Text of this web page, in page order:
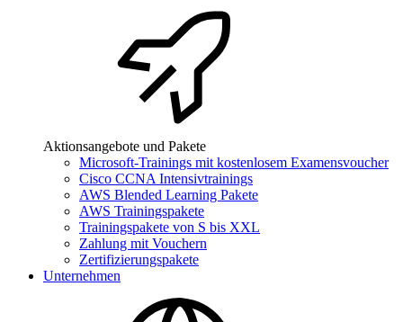
Aktionsangebote und Pakete
Microsoft-Trainings mit kostenlosem Examensvoucher
Cisco CCNA Intensivtrainings
AWS Blended Learning Pakete
AWS Trainingspakete
Trainingspakete von S bis XXL
Zahlung mit Vouchern
Zertifizierungspakete
Unternehmen